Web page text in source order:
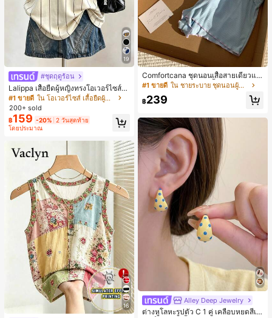
19
#ชุดฤดูร้อน
Lalippa เสื้อยืดผู้หญิงทรงโอเวอร์ไซส์ค
วามยาวกลาง คอกลม ไหล่ตก ลายพิมพ์
ตัวอักษรและลายทางแนวตั้ง สไตล์แฟชั่
นมินิมอล ของขวัญให้เพื่อน
#1 ขายดี
ใน โอเวอร์ไซส์ เสื้อยืดผู้หญิง
200+ sold
฿159 -20% 2 วันสุดท้าย
โดยประมาณ
16
Comfortcana ชุดนอนเสื้อสายเดี่ยวแต่
งระบายและกางเกงขาสั้นสำหรับผู้หญิง
#1 ขายดี ใน ชายระบาย ชุดนอนผู้หญิง
฿239
Alley Deep Jewelry
ต่างหูโลหะรูปตัว C 1 คู่ เคลือบหยดสีเห
#1 ขายดี ใน โบโฮ ต่างหูผู้หญิง
ลูกค้ากลับมาซื้อซ้ำ!